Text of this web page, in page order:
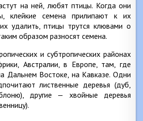
на ней, любят птицы. Когда они
клейкие семена прилипают к их
удалить, птицы трутся клювами о
образом разносят семена.
и субтропических районах
Австралии, в Европе, там, где
Дальнем Востоке, на Кавказе. Одни
лиственные деревья (дуб,
другие — хвойные деревья